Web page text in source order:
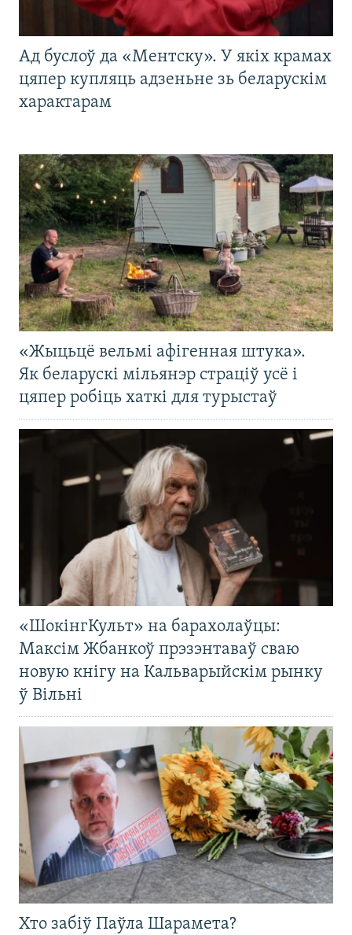
Ад буслоў да «Ментску». У якіх крамах
цяпер купляць адзеньне зь беларускім
характарам
«Жыцьцё вельмі афігенная штука».
Як беларускі мільянэр страціў усё і
цяпер робіць хаткі для турыстаў
«ШокінгКульт» на барахолаўцы:
Максім Жбанкоў прэзэнтаваў сваю
новую кнігу на Кальварыйскім рынку
ў Вільні
Хто забіў Паўла Шарамета?